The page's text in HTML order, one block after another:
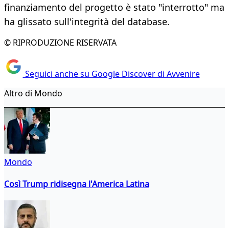
finanziamento del progetto è stato "interrotto" ma
ha glissato sull'integrità del database.
© RIPRODUZIONE RISERVATA
Seguici anche su Google Discover di Avvenire
Altro di Mondo
Mondo
Così Trump ridisegna l'America Latina